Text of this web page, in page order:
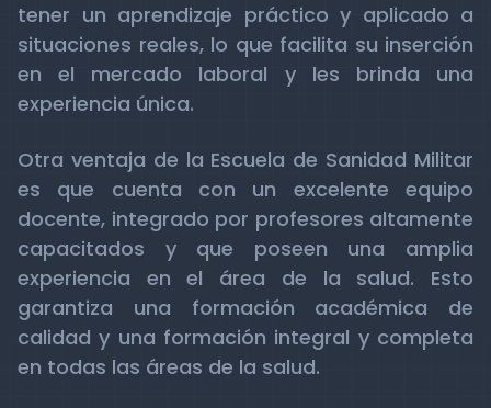
tener un aprendizaje práctico y aplicado a
situaciones reales, lo que facilita su inserción
en el mercado laboral y les brinda una
experiencia única.
Otra ventaja de la Escuela de Sanidad Militar
es que cuenta con un excelente equipo
docente, integrado por profesores altamente
capacitados y que poseen una amplia
experiencia en el área de la salud. Esto
garantiza una formación académica de
calidad y una formación integral y completa
en todas las áreas de la salud.